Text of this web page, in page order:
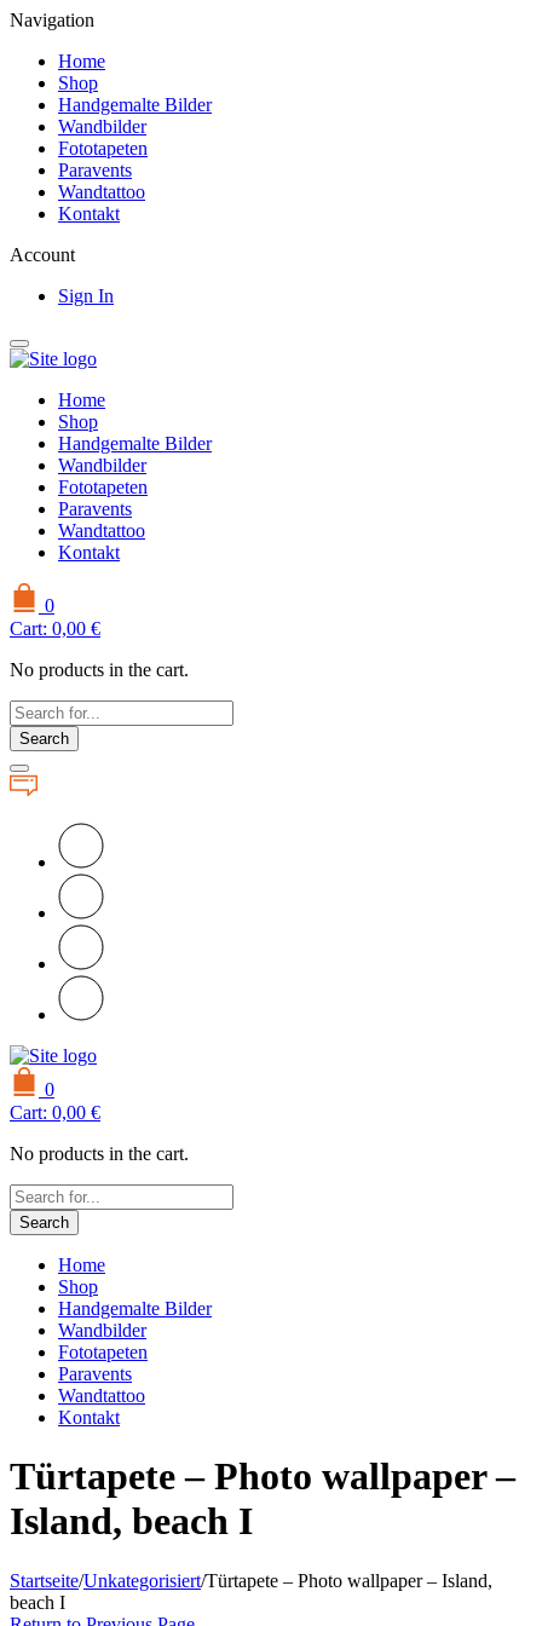
Navigation
Home
Shop
Handgemalte Bilder
Wandbilder
Fototapeten
Paravents
Wandtattoo
Kontakt
Account
Sign In
Home
Shop
Handgemalte Bilder
Wandbilder
Fototapeten
Paravents
Wandtattoo
Kontakt
0
Cart: 0,00 €
No products in the cart.
Search
0
Cart: 0,00 €
No products in the cart.
Search
Home
Shop
Handgemalte Bilder
Wandbilder
Fototapeten
Paravents
Wandtattoo
Kontakt
Türtapete – Photo wallpaper –
Island, beach I
Startseite/Unkategorisiert/Türtapete – Photo wallpaper – Island,
beach I